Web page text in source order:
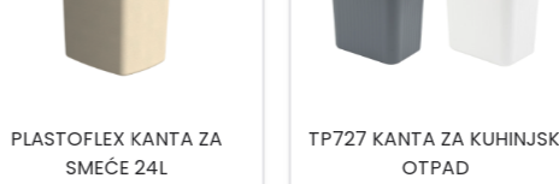
TP727 KANTA ZA KUHINJSKI
OTPAD
TUFFEX TP2204 KANTA ZA
SMEĆE NO:4 25L